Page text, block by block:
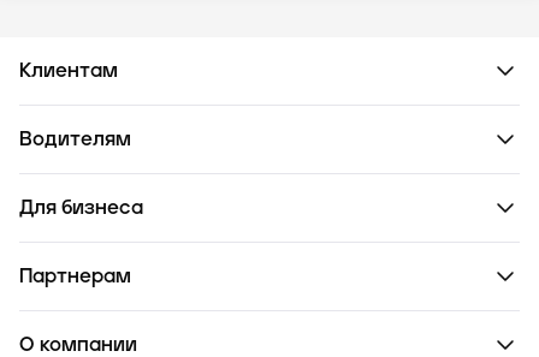
Клиентам
Водителям
Для бизнеса
Партнерам
О компании